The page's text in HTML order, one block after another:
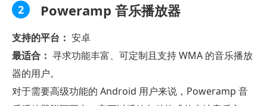
2 Poweramp 音乐播放器
支持的平台： 安卓
最适合： 寻求功能丰富、可定制且支持 WMA 的音乐播放
器的用户。
对于需要高级功能的 Android 用户来说，Poweramp 音